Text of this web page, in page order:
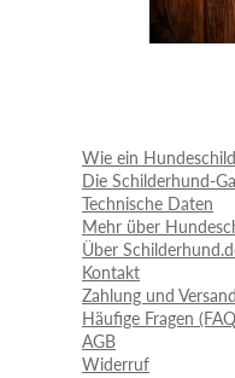
Wie ein
Die Schilderhund-
Technische Daten
Mehr über
Über
Kontakt
Zahlung und Versand
Häufige Fragen
AGB
Widerruf